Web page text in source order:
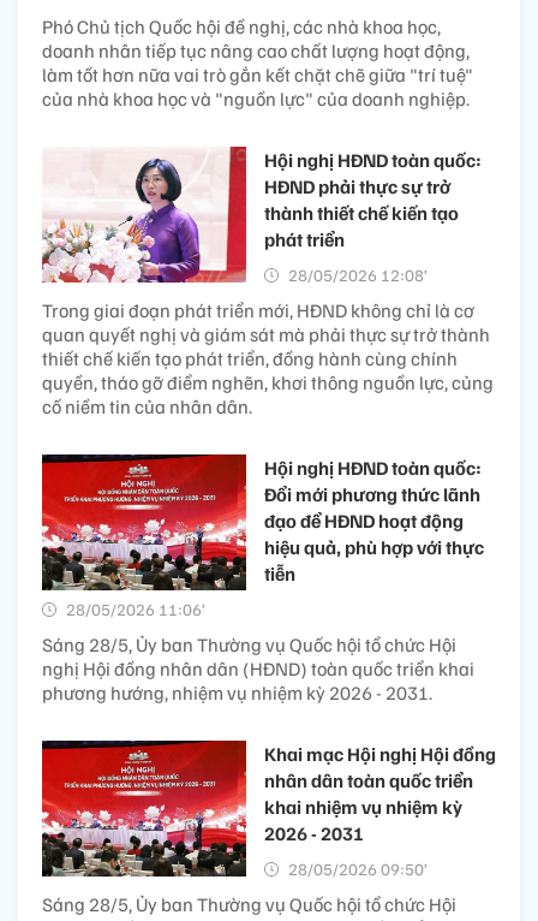
Phó Chủ tịch Quốc hội đề nghị, các nhà khoa học,
doanh nhân tiếp tục nâng cao chất lượng hoạt động,
làm tốt hơn nữa vai trò gắn kết chặt chẽ giữa "trí tuệ"
của nhà khoa học và "nguồn lực" của doanh nghiệp.
Hội nghị HĐND toàn quốc:
HĐND phải thực sự trở
thành thiết chế kiến tạo
phát triển
28/05/2026 12:08’
Trong giai đoạn phát triển mới, HĐND không chỉ là cơ
quan quyết nghị và giám sát mà phải thực sự trở thành
thiết chế kiến tạo phát triển, đồng hành cùng chính
quyền, tháo gỡ điểm nghẽn, khơi thông nguồn lực, củng
cố niềm tin của nhân dân.
Hội nghị HĐND toàn quốc:
Đổi mới phương thức lãnh
đạo để HĐND hoạt động
hiệu quả, phù hợp với thực
tiễn
28/05/2026 11:06’
Sáng 28/5, Ủy ban Thường vụ Quốc hội tổ chức Hội
nghị Hội đồng nhân dân (HĐND) toàn quốc triển khai
phương hướng, nhiệm vụ nhiệm kỳ 2026 - 2031.
Khai mạc Hội nghị Hội đồng
nhân dân toàn quốc triển
khai nhiệm vụ nhiệm kỳ
2026 - 2031
28/05/2026 09:50’
Sáng 28/5, Ủy ban Thường vụ Quốc hội tổ chức Hội